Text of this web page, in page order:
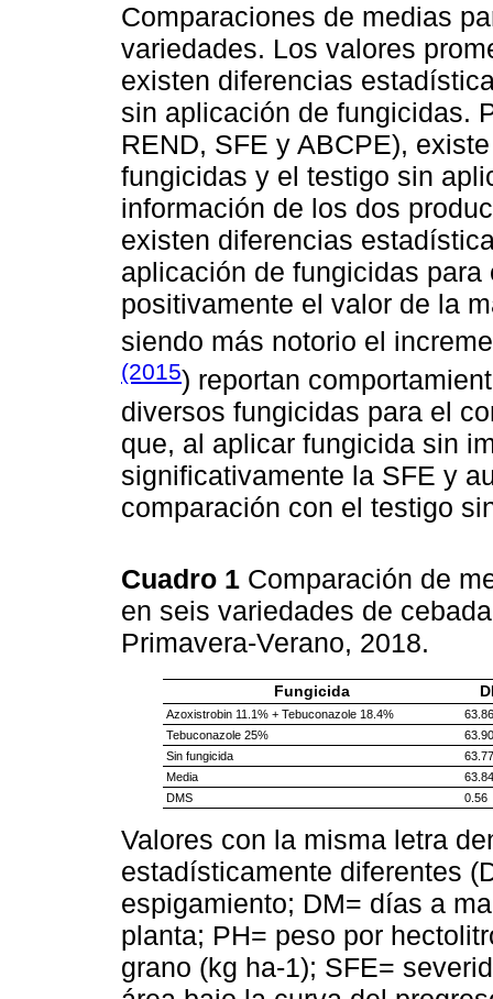
Comparaciones de medias
variedades. Los valores
existen diferencias
sin aplicación de fungicidas.
REND, SFE y ABCPE),
fungicidas y el testigo sin
información de los dos
existen diferencias
aplicación de fungicidas
positivamente el valor de la
siendo más notorio el
(2015) reportan
diversos fungicidas para el
que, al aplicar fungicida sin
significativamente la SFE y
comparación con el testigo
Cuadro 1 Comparación de
en seis variedades de
Primavera-Verano, 2018.
Fungicida
Azoxistrobin 11.1% + Tebuconazole 18.4%
Tebuconazole 25%
Sin fungicida
Media
63.84
DMS
0.56
Valores con la misma letra
estadísticamente diferentes
espigamiento; DM= días a
planta; PH= peso por
grano (kg ha-1); SFE=